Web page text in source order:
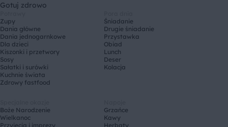
Gotuj zdrowo
Zupy
Dania główne
Dania jednogarnkowe
Dla dzieci
Kiszonki i przetwory
Sosy
Sałatki i surówki
Kuchnie świata
Zdrowy fastfood
Śniadanie
Drugie śniadanie
Przystawka
Obiad
Lunch
Deser
Kolacja
Boże Narodzenie
Wielkanoc
Przyjęcia i imprezy
Grzańce
Kawy
Herbaty